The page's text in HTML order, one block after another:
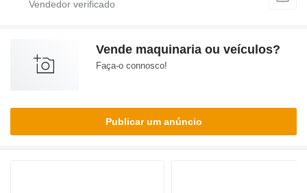
Vende maquinaria ou veículos?
Faça-o connosco!
Publicar um anúncio